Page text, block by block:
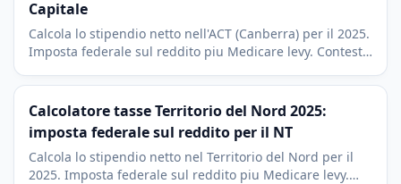
Capitale
Calcola lo stipendio netto nell'ACT (Canberra) per il 2025.
Imposta federale sul reddito piu Medicare levy. Contesto
Calcolatore tasse Territorio del Nord 2025:
imposta federale sul reddito per il NT
Calcola lo stipendio netto nel Territorio del Nord per il
2025. Imposta federale sul reddito piu Medicare levy.